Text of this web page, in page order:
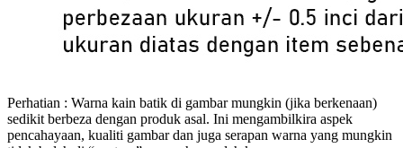
Perhatian : Warna kain batik di gambar mungkin (jika berkenaan)
sedikit berbeza dengan produk asal. Ini mengambilkira aspek
pencahayaan, kualiti gambar dan juga serapan warna yang mungkin